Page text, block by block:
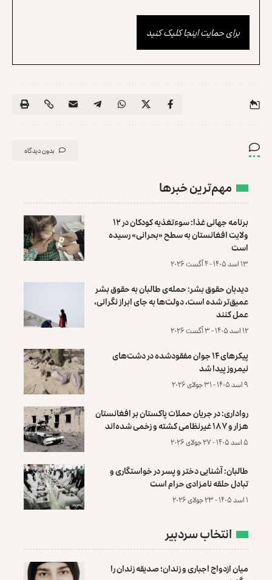
برای حمایت اینجا کلیک کنید
بدون دیدگاه
مهم‌ترین خبرها
برنامه جهانی غذا: سوءتغذیه کودکان در ۱۲
ولایت افغانستان به سطح «بحرانی» رسیده
است
۱۳ اسد ۱۴۰۵ - ۴ آگست ۲۰۲۶
دیدبان حقوق بشر: حمله‌ی طالبان به حقوق بشر
عمیق‌تر شده است، دولت‌ها به جای ابراز نگرانی،
عمل کنند
۱۲ اسد ۱۴۰۵ - ۳ آگست ۲۰۲۶
پیکرهای ۱۴ جوان مفقودشده در دشت‌های
نیمروز پیدا شد
۹ اسد ۱۴۰۵ - ۳۱ جولای ۲۰۲۶
رواداری: در جریان حملات پاکستان بر افغانستان
هزار و ۱۸۷ غیرنظامی کشته و زخمی شده‌اند
۵ اسد ۱۴۰۵ - ۲۷ جولای ۲۰۲۶
طالبان: آشنایی دختر و پسر در خواستگاری و
تبادل حلقه نامزادی حرام است
۱ اسد ۱۴۰۵ - ۲۳ جولای ۲۰۲۶
انتخاب سردبیر
میان ازدواج اجباری و زندان؛ صدیقه زندان را